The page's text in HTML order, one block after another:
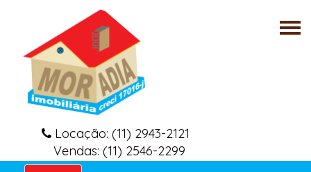
Locação: (11) 2943-2121
Vendas: (11) 2546-2299